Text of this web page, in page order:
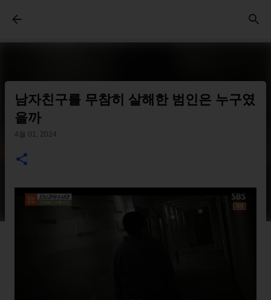
남자친구를 무참히 살해한 범인은 누구였
을까
4월 01, 2024